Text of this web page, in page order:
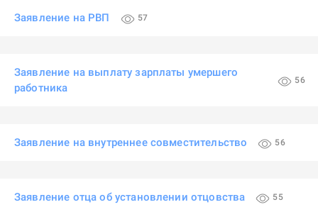
Заявление на РВП 57
Заявление на выплату зарплаты умершего
работника
56
Заявление на внутреннее совместительство 56
Заявление отца об установлении отцовства 55